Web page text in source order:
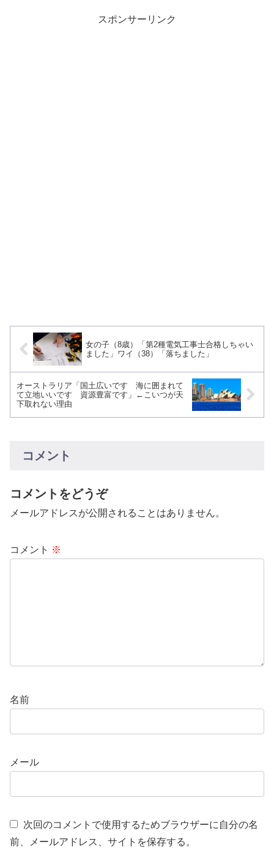
スポンサーリンク
女の子（8歳）「第2種電気工事士合格しちゃい
ました」ワイ（38）「落ちました」
オーストラリア「国土広いです 海に囲まれて
て立地いいです 資源豊富です」←こいつが天
下取れない理由
コメント
コメントをどうぞ
メールアドレスが公開されることはありません。
コメント ※
名前
メール
次回のコメントで使用するためブラウザーに自分の名
前、メールアドレス、サイトを保存する。